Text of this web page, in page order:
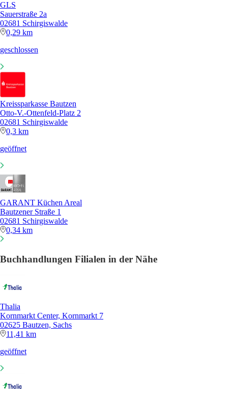
GLS
Sauerstraße 2a
02681 Schirgiswalde
0,29 km
geschlossen
Kreissparkasse Bautzen
Otto-V.-Ottenfeld-Platz 2
02681 Schirgiswalde
0,3 km
geöffnet
GARANT Küchen Areal
Bautzener Straße 1
02681 Schirgiswalde
0,34 km
Buchhandlungen Filialen in der Nähe
Thalia
Kornmarkt Center, Kornmarkt 7
02625 Bautzen, Sachs
11,41 km
geöffnet